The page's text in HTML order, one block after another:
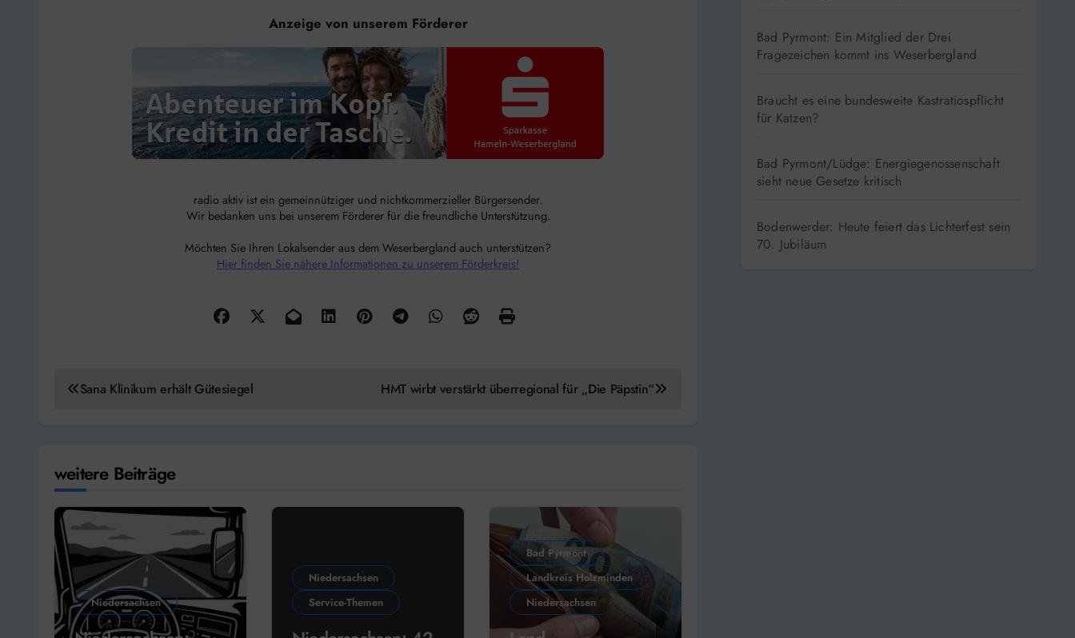
Anzeige von unserem Förderer
radio aktiv ist ein gemeinnütziger und nichtkommerzieller Bürgersender.
Wir bedanken uns bei unserem Förderer für die freundliche Unterstützung.
Möchten Sie Ihren Lokalsender aus dem Weserbergland auch unterstützen?
Hier finden Sie nähere Informationen zu unserem Förderkreis!
Beitragsnavigation
Sana Klinikum erhält Gütesiegel HMT wirbt verstärkt überregional für „Die Päpstin“
weitere Beiträge
Niedersachsen
Niedersachsen
Service-Themen
Bad Pyrmont
Landkreis Holzminden
Niedersachsen
Bad Pyrmont: Ein Mitglied der Drei
Fragezeichen kommt ins Weserbergland
Braucht es eine bundesweite Kastratiospflicht
für Katzen?
Bad Pyrmont/Lüdge: Energiegenossenschaft
sieht neue Gesetze kritisch
Bodenwerder: Heute feiert das Lichterfest sein
70. Jubiläum